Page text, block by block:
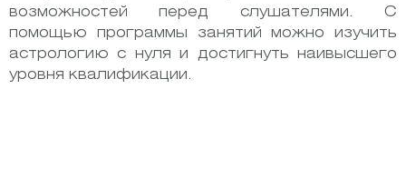
возможностей перед слушателями. С
помощью программы занятий можно изучить
астрологию с нуля и достигнуть наивысшего
уровня квалификации.